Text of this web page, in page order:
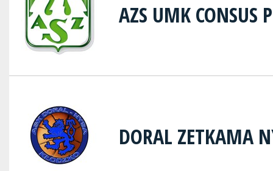
AZS UMK CONSUS
DORAL ZETKAMA